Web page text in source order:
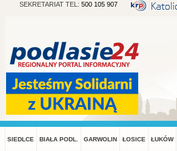
SEKRETARIAT TEL: 500 105 907
SIEDLCE BIAŁA PODL. GARWOLIN ŁOSICE ŁUKÓW